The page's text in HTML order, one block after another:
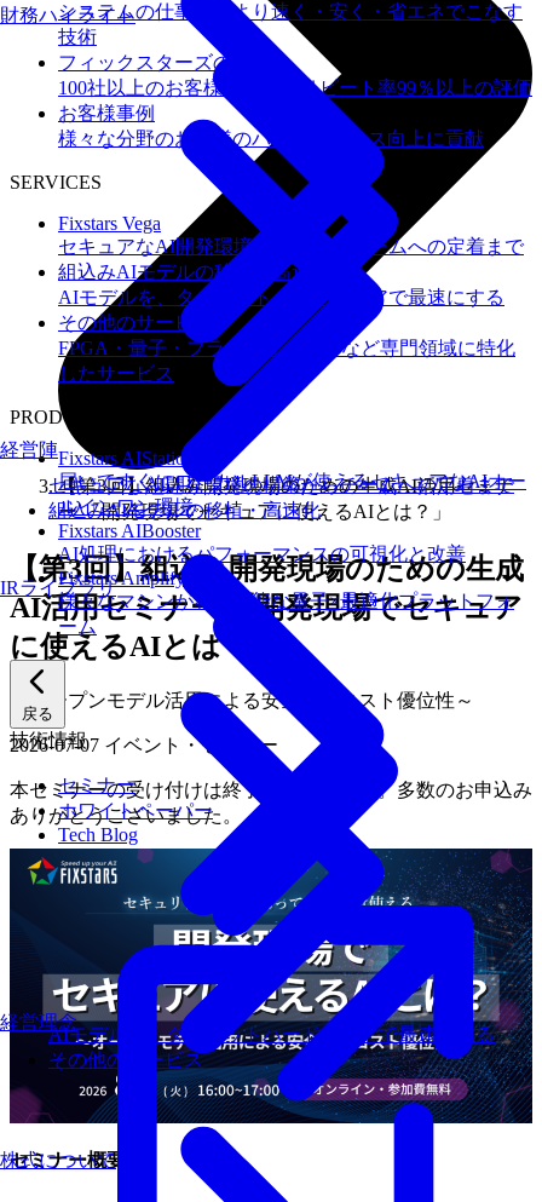
システムの仕事を、より速く・安く・省エネでこなす
技術
フィックスターズの​強み
100社以上のお客様を支援しリピート率99％以上の評価
お客様事例
様々な分野のお客様のパフォーマンス向上に貢献
SERVICES
Fixstars Vega
セキュアなAI開発環境の構築からチームへの定着まで
組込みAIモデルの移植・高速化
AIモデルを、ターゲットハードウェアで最速にする
その他のサービス
FPGA・量子・フラッシュメモリなど専門領域に特化
したサービス
PRODUCTS
Fixstars AIStation
届いてすぐにローカルLLMが使えるセキュアなAIオー
ルインワン環境
Fixstars AIBooster
AI処理におけるパフォーマンスの可視化と改善
Fixstars Amplify
様々なマシンが利用可能な量子×最適化プラットフォ
ーム
戻る
技術情報
セミナー
ホワイトペーパー
Tech Blog
経営陣
経営理念
セキュアなAI開発環境の構築からチームへの定着まで
組込みAIモデルの移植・高速化
AIモデルを、ターゲットハードウェアで最速にする
その他のサービス
財務ハイライト
IRライブラリ
株式について
【第3回】組込み開発現場のための生成AI活用セミナ
ー 「開発現場でセキュアに使えるAIとは？」
【第3回】組込み開発現場のための生成
AI活用セミナー 「開発現場でセキュア
に使えるAIとは？」
～オープンモデル活用による安全性とコスト優位性～
2026-07-07 イベント・セミナー
本セミナーの受け付けは終了いたしました。多数のお申込み
ありがとうございました。
セミナー概要